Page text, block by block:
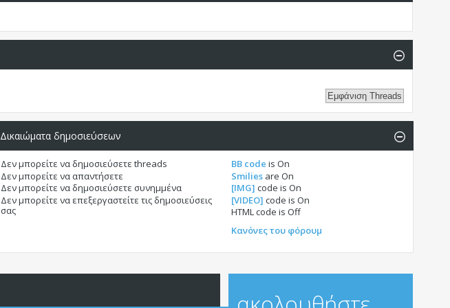
Δικαιώματα δημοσιεύσεων
Δεν μπορείτε να δημοσιεύσετε threads
Δεν μπορείτε να απαντήσετε
Δεν μπορείτε να δημοσιεύσετε συνημμένα
Δεν μπορείτενα επεξεργαστείτε τις δημοσιεύσεις
σας
BB code is On
Smiliesare On
[IMG] code is On
[VIDEO] code is On
HTML code is Off
Κανόνες του φόρουμ